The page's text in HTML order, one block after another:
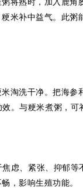
将熟时，加入鹿
米补中益气。此
淘洗干净。把海
效。与粳米煮粥，
虑、紧张、抑郁
，影响生殖功能。